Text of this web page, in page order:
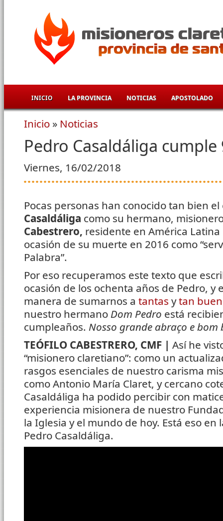
INICIO LA PROVINCIA NOTICIAS APOSTOLADO
Se encuentra usted aquí
Inicio » Noticias
Pedro Casaldáliga cumple
Viernes, 16/02/2018
Pocas personas han conocido tan bien
Casaldáliga como su hermano,
Cabestrero, residente en América
ocasión de su muerte en 2016 como
Palabra”.
Por eso recuperamos este texto que
ocasión de los ochenta años de Pedro, y
manera de sumarnos a tantas ytan
nuestro hermano Dom Pedro está
cumpleaños. Nosso grande abraço e
TEÓFILO CABESTRERO, CMF | Así he
“misionero claretiano”: como un
rasgos esenciales de nuestro carisma
como Antonio María Claret, y cercano
Casaldáliga ha podido percibir con
experiencia misionera de nuestro
la Iglesia y el mundo de hoy. Está eso en
Pedro Casaldáliga.